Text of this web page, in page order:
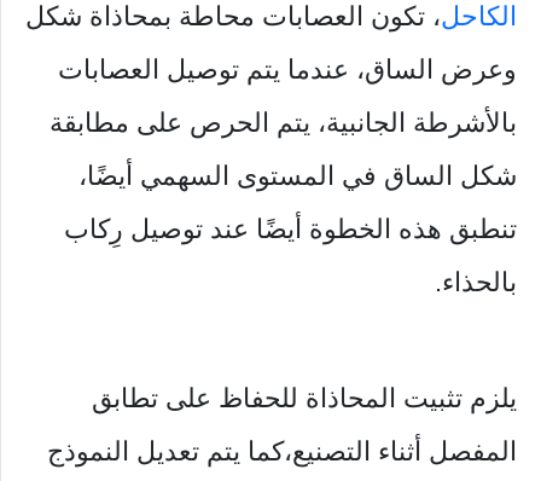
الكاحل، تكون العصابات محاطة بمحاذاة شكل
وعرض الساق، عندما يتم توصيل العصابات
بالأشرطة الجانبية، يتم الحرص على مطابقة
شكل الساق في المستوى السهمي أيضًا،
تنطبق هذه الخطوة أيضًا عند توصيل رِكاب
بالحذاء.
يلزم تثبيت المحاذاة للحفاظ على تطابق
المفصل أثناء التصنيع،كما يتم تعديل النموذج